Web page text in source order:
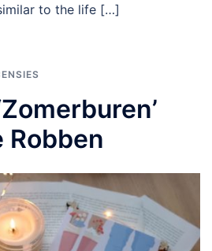
to the life […]
Robben